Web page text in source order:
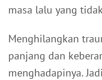
masa lalu yang
Menghilangkan
panjang dan
menghadapinya.